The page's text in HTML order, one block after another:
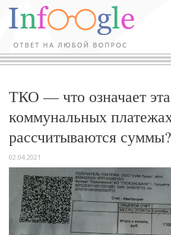
ТКО — что означает
коммунальных
рассчитываются суммы?
02.04.2021